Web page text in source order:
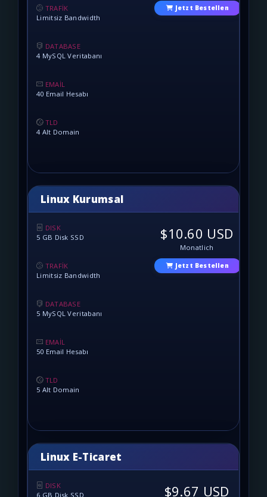
TRAFİK
Limitsiz Bandwidth
DATABASE
4 MySQL Veritabanı
EMAİL
40 Email Hesabı
TLD
4 Alt Domain
Jetzt Bestellen
Linux Kurumsal
DISK
5 GB Disk SSD
TRAFİK
Limitsiz Bandwidth
DATABASE
5 MySQL Veritabanı
EMAİL
50 Email Hesabı
TLD
5 Alt Domain
$10.60 USD
Monatlich
Jetzt Bestellen
Linux E-Ticaret
DISK
6 GB Disk SSD
$9.67 USD